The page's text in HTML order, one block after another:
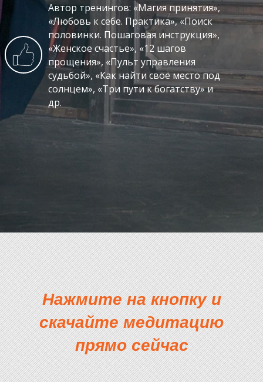
Автор тренингов: «Магия принятия»,
«Любовь к себе. Практика», «Поиск
половинки. Пошаговая инструкция»,
«Женское счастье», «12 шагов
прощения», «Пульт управления
судьбой», «Как найти свое место под
солнцем», «Три пути к богатству» и
др.
Нажмите на кнопку и
скачайте медитацию
прямо сейчас